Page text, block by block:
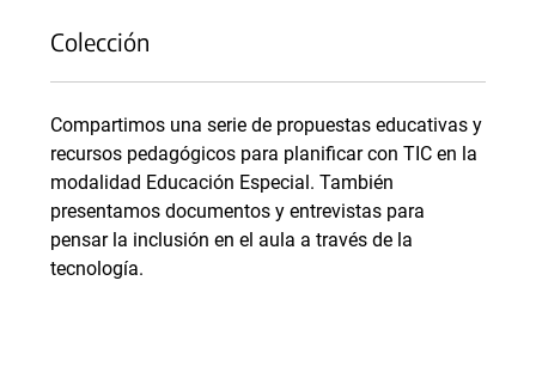
Colección
Compartimos una serie de propuestas educativas y
recursos pedagógicos para planificar con TIC en la
modalidad Educación Especial. También
presentamos documentos y entrevistas para
pensar la inclusión en el aula a través de la
tecnología.